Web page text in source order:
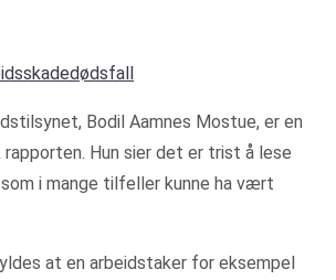
Bodil Aamnes Mostue, er en
Hun sier det er trist å lese
i mange tilfeller kunne ha vært
at en arbeidstaker for eksempel